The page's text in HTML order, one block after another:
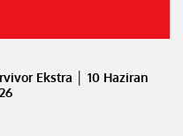
Ekstra │ 10 Haziran